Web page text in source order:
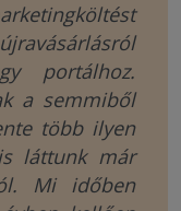
portálhoz.
a semmiből
több ilyen
láttunk már
Mi időben